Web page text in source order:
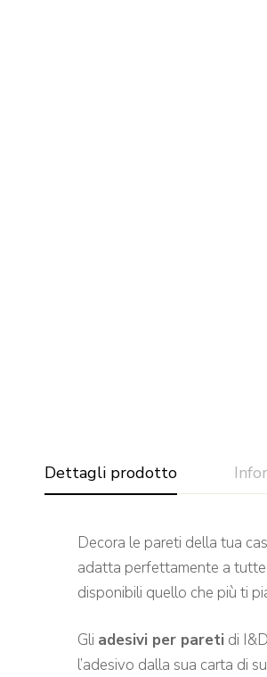
Dettagli prodotto
Decora le pareti della tua
adatta perfettamente a
disponibili quello che più ti
Gli adesivi per pareti di
l’adesivo dalla sua carta di